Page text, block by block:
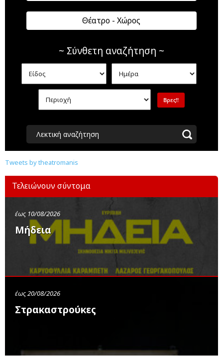
Θέατρο - Χώρος
~ Σύνθετη αναζήτηση ~
Λεκτική αναζήτηση
Tweets by theatromanis
Τελειώνουν σύντομα
έως 10/08/2026
Μήδεια
έως 20/08/2026
Στρακαστρούκες